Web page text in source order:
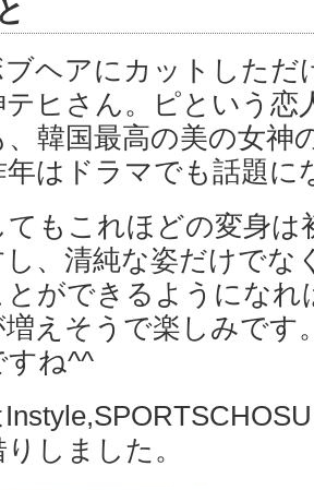
ブヘアにカットしただ
テヒさん。ピという恋
韓国最高の美の女神
年はドラマでも話題に
てもこれほどの変身は
、清純な姿だけでな
とができるようになれ
えそうで楽しみです
すね^^
しました。